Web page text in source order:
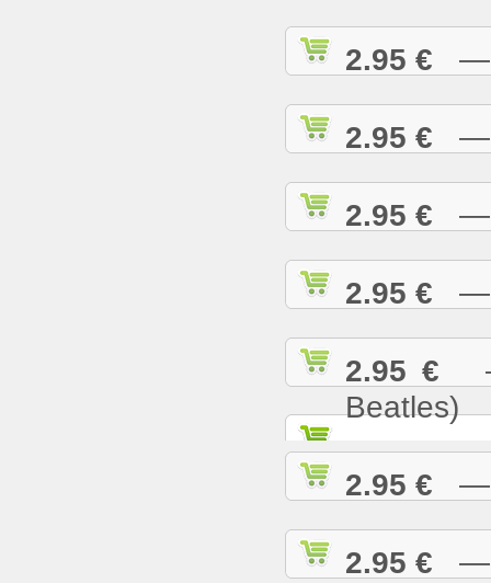
2.95 € —
2.95 € —
2.95 € —
2.95 € —
2.95 € —
Beatles)
2.95 € —
2.95 € —